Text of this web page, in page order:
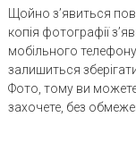
Щойно з’явиться
копія фотографії
мобільного
залишиться
Фото, тому ви можете
захочете, без